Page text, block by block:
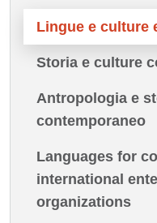
Lingue e culture
Storia e culture
Antropologia e
contemporaneo
Languages for
international
organizations